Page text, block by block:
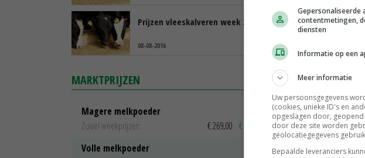
Prijzen vleeskalveren week 31
08-08-2016
MARKTPRIJZEN
Magere melkpoeder
Zuivel weekprijzen
€ 269,00 € 7,00
Volle melkpoeder
Weipoeder
Zuivel weekprijzen
Boeren Gouda
Gepersonaliseerde
contentmetingen,
diensten
Informatie op een
Meer informatie
Uw persoonsgegevens
(cookies, unieke ID's en
opgeslagen door,
door deze site worden
geolocatiegegevens
Bepaalde leveranciers